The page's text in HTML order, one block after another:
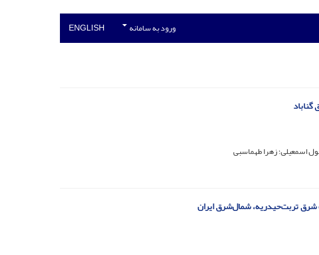
ورود به سامانه ENGLISH
اسمعیلی؛ زهرا طهماسبی
تربت‌حیدریه، شمال‌شرق ایران